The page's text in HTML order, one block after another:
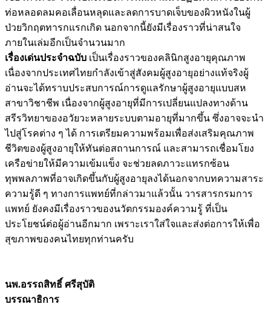
ท่อหลอดลมคอเลื่อนหลุดและลดการบาดเจ็บของผิวหนังในผู้
ป่วยวิกฤตทารกแรกเกิด นอกจากนี้ยังมีเรื่องราวที่น่าสนใจ
ภายในเล่มอีกเป็นจำนวนมาก
เรื่องเด่นประจำฉบับ เป็นเรื่องราวของคลินิกสูงอายุคุณภาพ
เนื่องจากประเทศไทยกำลังเข้าสู่สังคมผู้สูงอายุอย่างแท้จริงผู้
อ่านจะได้ทราบประสบการณ์การดูแลรักษาผู้สูงอายุแบบสห
สาขาวิชาชีพ เนื่องจากผู้สูงอายุที่มีการเปลี่ยนแปลงทางด้าน
สรีรวิทยาของอวัยวะหลายระบบตามอายุที่มากขึ้น ซึ่งอาจจะนำ
ไปสู่โรคต่าง ๆ ได้ การเตรียมความพร้อมเพื่อส่งเสริมคุณภาพ
ชีวิตของผู้สูงอายุให้ทันต่อสถานการณ์ และสามารถเชื่อมโยง
เครือข่ายให้มีความเข้มแข็ง จะช่วยลดภาวะแทรกซ้อน
ทุพพลภาพที่อาจเกิดขึ้นกับผู้สูงอายุลงได้นอกจากบทความสาระ
ความรู้ดี ๆ ทางการแพทย์ที่กล่าวมาแล้วนั้น วารสารกรมการ
แพทย์ ยังคงมีเรื่องราวของนวัตกรรมองค์ความรู้ ที่เป็น
ประโยชน์ต่อผู้อ่านอีกมาก เพราะเราใส่ใจและส่งต่อการให้เพื่อ
สุขภาพของคนไทยทุกท่านครับ
นพ.อรรถสิทธิ์ ศรีสุบัติ
บรรณาธิการ